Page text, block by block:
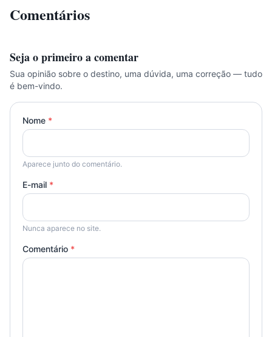
Comentários
Seja o primeiro a comentar
Sua opinião sobre o destino, uma dúvida, uma correção — tudo
é bem-vindo.
Nome *
Aparece junto do comentário.
E-mail *
Nunca aparece no site.
Comentário *